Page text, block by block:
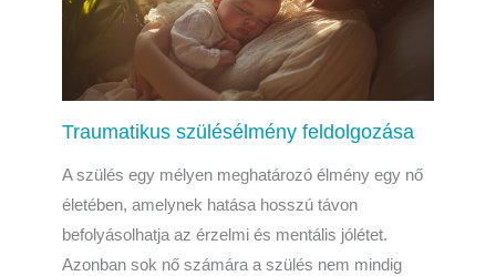
Traumatikus szülésélmény feldolgozása
A szülés egy mélyen meghatározó élmény egy nő
életében, amelynek hatása hosszú távon
befolyásolhatja az érzelmi és mentális jólétet.
Azonban sok nő számára a szülés nem mindig